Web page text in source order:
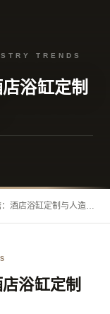
TRENDS
浴缸定制
酒店浴缸定制与人造石
浴缸定制